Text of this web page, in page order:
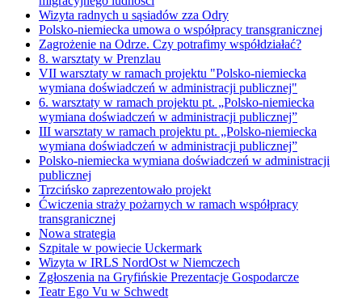
Wizyta radnych u sąsiadów zza Odry
Polsko-niemiecka umowa o współpracy transgranicznej
Zagrożenie na Odrze. Czy potrafimy współdziałać?
8. warsztaty w Prenzlau
VII warsztaty w ramach projektu "Polsko-niemiecka
wymiana doświadczeń w administracji publicznej"
6. warsztaty w ramach projektu pt. „Polsko-niemiecka
wymiana doświadczeń w administracji publicznej”
III warsztaty w ramach projektu pt. „Polsko-niemiecka
wymiana doświadczeń w administracji publicznej”
Polsko-niemiecka wymiana doświadczeń w administracji
publicznej
Trzcińsko zaprezentowało projekt
Ćwiczenia straży pożarnych w ramach współpracy
transgranicznej
Nowa strategia
Szpitale w powiecie Uckermark
Wizyta w IRLS NordOst w Niemczech
Zgłoszenia na Gryfińskie Prezentacje Gospodarcze
Teatr Ego Vu w Schwedt